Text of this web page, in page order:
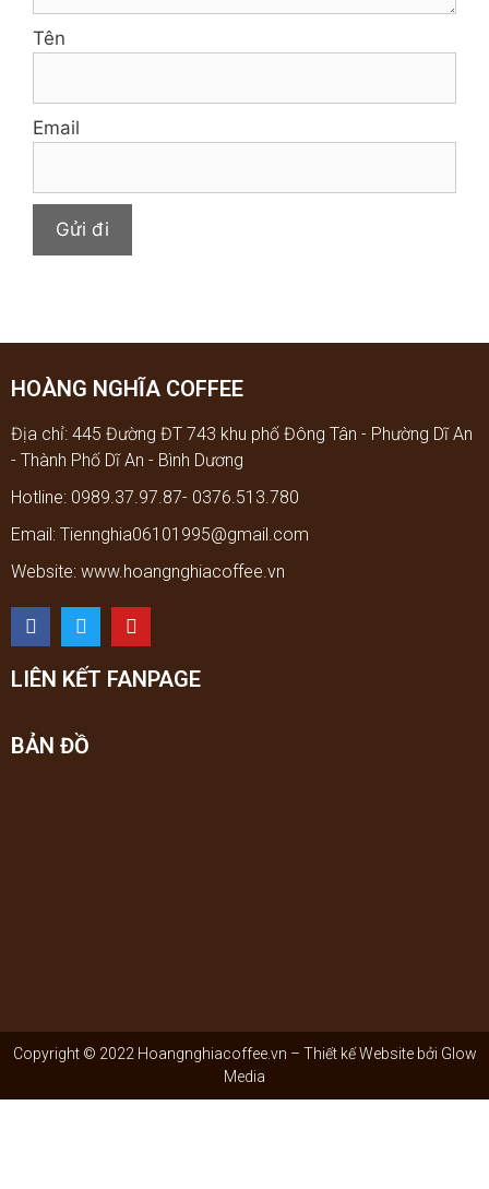
Tên
Email
HOÀNG NGHĨA COFFEE
Địa chỉ: 445 Đường ĐT 743 khu phố Đông Tân - Phường Dĩ An
- Thành Phố Dĩ An - Bình Dương
Hotline: 0989.37.97.87- 0376.513.780
Email: Tiennghia06101995@gmail.com
Website: www.hoangnghiacoffee.vn
LIÊN KẾT FANPAGE
BẢN ĐỒ
Copyright © 2022 Hoangnghiacoffee.vn – Thiết kế Website bởi Glow
Media